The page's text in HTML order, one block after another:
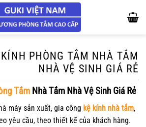
KÍNH PHÒNG TẮM NHÀ TẮM
NHÀ VỆ SINH GIÁ RẺ
Tắm Nhà Tắm Nhà Vệ Sinh Giá Rẻ
máy sản xuất, gia công kệ kính nhà tắm,
yêu cầu, theo thiết kế của khách hàng.